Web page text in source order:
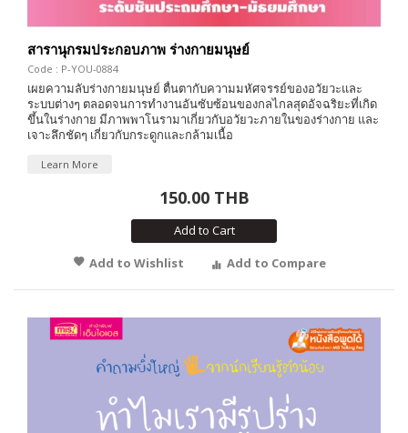
สารานุกรมประกอบภาพ ร่างกายมนุษย์
Code : P-YOU-0884
เผยความลับร่างกายมนุษย์ ตื่นตากับความมหัศจรรย์ของอวัยวะและ
ระบบต่างๆ ตลอดจนการทำงานอันซับซ้อนของกลไกลสุดอัจฉริยะที่เกิด
ขึ้นในร่างกาย มีภาพพาโนรามาเกี่ยวกับอวัยวะภายในของร่างกาย และ
เจาะลึกชัดๆ เกี่ยวกับกระดูกและกล้ามเนื้อ
Learn More
150.00 THB
Add to Cart
Add to Wishlist
Add to Compare